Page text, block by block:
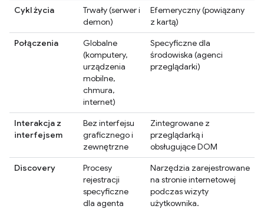
Cykl życia
Trwały (serwer i
demon)
Efemeryczny (powiązany
z kartą)
Połączenia
Globalne
(komputery,
urządzenia
mobilne,
chmura,
internet)
Specyficzne dla
środowiska (agenci
przeglądarki)
Interakcja z
interfejsem
Bez interfejsu
graficznego i
zewnętrzne
Zintegrowane z
przeglądarką i
obsługujące DOM
Discovery
Procesy
rejestracji
specyficzne
dla agenta
Narzędzia zarejestrowane
na stronie internetowej
podczas wizyty
użytkownika.